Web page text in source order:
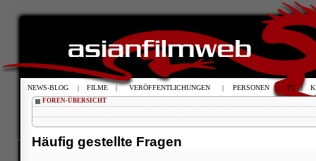
FOREN-ÜBERSICHT
Häufig gestellte Fragen
NEWS-BLOG | FILME | VERÖFFENTLICHUNGEN | PERSONEN | TV |